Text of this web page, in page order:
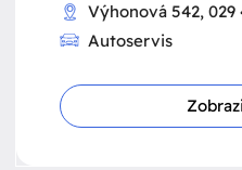
Výhonová 542, 029
Autoservis